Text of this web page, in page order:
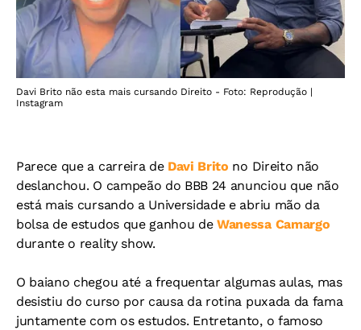
Davi Brito não esta mais cursando Direito - Foto: Reprodução |
Instagram
Parece que a carreira deDavi Brito no Direito não
deslanchou. O campeão do BBB 24 anunciou que não
está mais cursando a Universidade e abriu mão da
bolsa de estudos que ganhou deWanessa Camargo
durante o reality show.
O baiano chegou até a frequentar algumas aulas, mas
desistiu do curso por causa da rotina puxada da fama
juntamente com os estudos. Entretanto, o famoso